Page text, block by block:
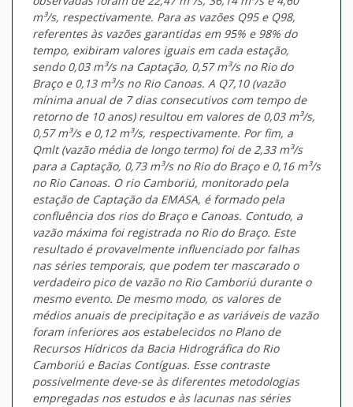
m³/s, respectivamente. Para as vazões Q95 e Q98,
referentes às vazões garantidas em 95% e 98% do
tempo, exibiram valores iguais em cada estação,
sendo 0,03 m³/s na Captação, 0,57 m³/s no Rio do
Braço e 0,13 m³/s no Rio Canoas. A Q7,10 (vazão
mínima anual de 7 dias consecutivos com tempo de
retorno de 10 anos) resultou em valores de 0,03 m³/s,
0,57 m³/s e 0,12 m³/s, respectivamente. Por fim, a
Qmlt (vazão média de longo termo) foi de 2,33 m³/s
para a Captação, 0,73 m³/s no Rio do Braço e 0,16 m³/s
no Rio Canoas. O rio Camboriú, monitorado pela
estação de Captação da EMASA, é formado pela
confluência dos rios do Braço e Canoas. Contudo, a
vazão máxima foi registrada no Rio do Braço. Este
resultado é provavelmente influenciado por falhas
nas séries temporais, que podem ter mascarado o
verdadeiro pico de vazão no Rio Camboriú durante o
mesmo evento. De mesmo modo, os valores de
médios anuais de precipitação e as variáveis de vazão
foram inferiores aos estabelecidos no Plano de
Recursos Hídricos da Bacia Hidrográfica do Rio
Camboriú e Bacias Contíguas. Esse contraste
possivelmente deve-se às diferentes metodologias
empregadas nos estudos e às lacunas nas séries